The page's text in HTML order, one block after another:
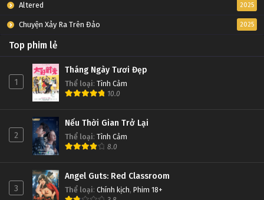
Altered 2025
Chuyện Xảy Ra Trên Đảo 2025
Top phim lẻ
1
Tháng Ngày Tươi Đẹp
Thể loại: Tình Cảm
10.0
2
Nếu Thời Gian Trở Lại
Thể loại: Tình Cảm
8.0
3
Angel Guts: Red Classroom
Thể loại: Chính kịch, Phim 18+